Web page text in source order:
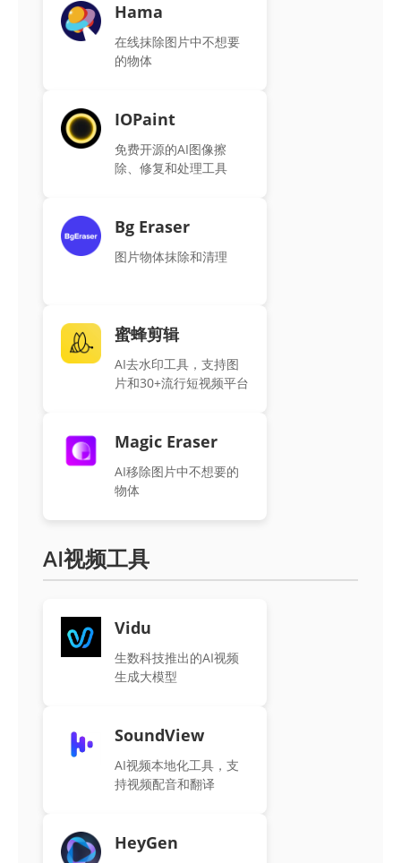
Hama
在线抹除图片中不想要
的物体
IOPaint
免费开源的AI图像擦
除、修复和处理工具
Bg Eraser
图片物体抹除和清理
蜜蜂剪辑
AI去水印工具，支持图
片和30+流行短视频平台
Magic Eraser
AI移除图片中不想要的
物体
AI视频工具
Vidu
生数科技推出的AI视频
生成大模型
SoundView
AI视频本地化工具，支
持视频配音和翻译
HeyGen